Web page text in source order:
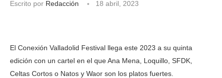
Escrito por Redacción 18 abril, 2023
El Conexión Valladolid Festival llega este 2023 a su quinta
edición con un cartel en el que Ana Mena, Loquillo, SFDK,
Celtas Cortos o Natos y Waor son los platos fuertes.